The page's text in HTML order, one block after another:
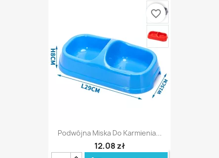
Podwójna Miska Do Karmienia...
12,08 zł
favorite_border